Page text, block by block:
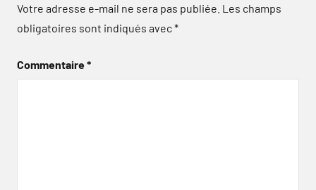
Votre adresse e-mail ne sera pas publiée. Les champs
obligatoires sont indiqués avec*
Commentaire*